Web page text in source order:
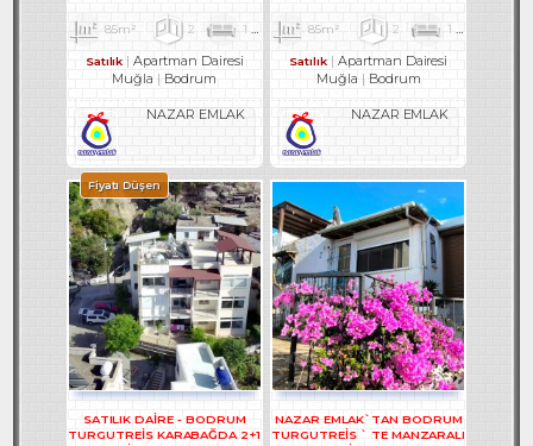
85m² 2 1 1
Satılık
Apartman Dairesi
Muğla
Bodrum
NAZAR EMLAK
85m² 2 1
Satılık
Apartman Dairesi
Muğla
Bodrum
NAZAR EMLAK
Fiyatı Düşen
SATILIK DAİRE - BODRUM
TURGUTREİS KARABAĞDA 2+1
NAZAR EMLAK`TAN BODRUM
TURGUTREİS ` TE MANZARALI